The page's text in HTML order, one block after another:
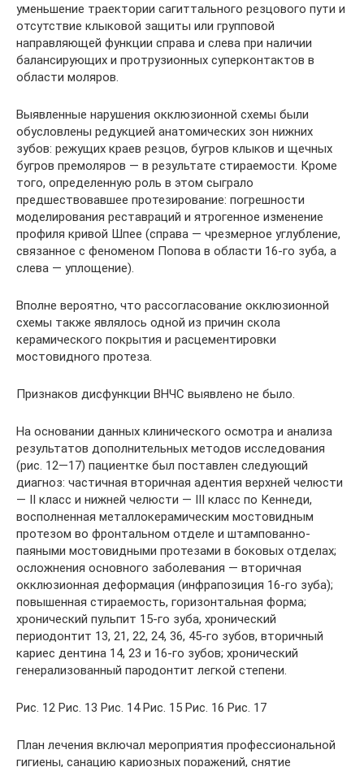
уменьшение траектории сагиттального резцового пути и
отсутствие клыковой защиты или групповой
направляющей функции справа и слева при наличии
балансирующих и протрузионных суперконтактов в
области моляров.
Выявленные нарушения окклюзионной схемы были
обусловлены редукцией анатомических зон нижних
зубов: режущих краев резцов, бугров клыков и щечных
бугров премоляров — в результате стираемости. Кроме
того, определенную роль в этом сыграло
предшествовавшее протезирование: погрешности
моделирования реставраций и ятрогенное изменение
профиля кривой Шпее (справа — чрезмерное углубление,
связанное с феноменом Попова в области 16-го зуба, а
слева — уплощение).
Вполне вероятно, что рассогласование окклюзионной
схемы также являлось одной из причин скола
керамического покрытия и расцементировки
мостовидного протеза.
Признаков дисфункции ВНЧС выявлено не было.
На основании данных клинического осмотра и анализа
результатов дополнительных методов исследования
(рис. 12—17) пациентке был поставлен следующий
диагноз: частичная вторичная адентия верхней челюсти
— II класс и нижней челюсти — III класс по Кеннеди,
восполненная металлокерамическим мостовидным
протезом во фронтальном отделе и штампованно-
паяными мостовидными протезами в боковых отделах;
осложнения основного заболевания — вторичная
окклюзионная деформация (инфрапозиция 16-го зуба);
повышенная стираемость, горизонтальная форма;
хронический пульпит 15-го зуба, хронический
периодонтит 13, 21, 22, 24, 36, 45-го зубов, вторичный
кариес дентина 14, 23 и 16-го зубов; хронический
генерализованный пародонтит легкой степени.
Рис. 12 Рис. 13 Рис. 14 Рис. 15 Рис. 16 Рис. 17
План лечения включал мероприятия профессиональной
гигиены, санацию кариозных поражений, снятие